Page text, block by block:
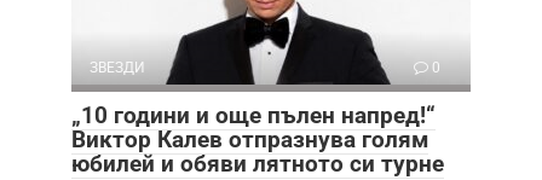
ЗВЕЗДИ 0
„10 години и още пълен напред!“
Виктор Калев отпразнува голям
юбилей и обяви лятното си турне